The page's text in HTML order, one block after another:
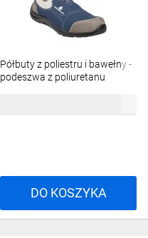
Półbuty z poliestru i bawełny -
podeszwa z poliuretanu
DO KOSZYKA